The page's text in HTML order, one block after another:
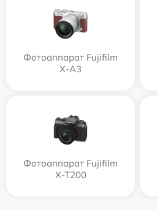
Фотоаппарат Fujifilm
X-A3
Фотоаппарат Fujifilm
X-T200